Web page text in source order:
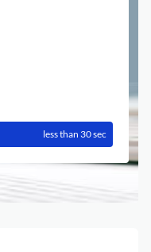
less than 30 sec